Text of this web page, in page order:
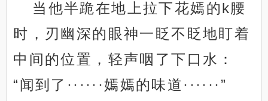
当他半跪在地上拉下花嫣的k腰
时，刃幽深的眼神一眨不眨地盯着
中间的位置，轻声咽了下口水：
“闻到了······嫣嫣的味道······”